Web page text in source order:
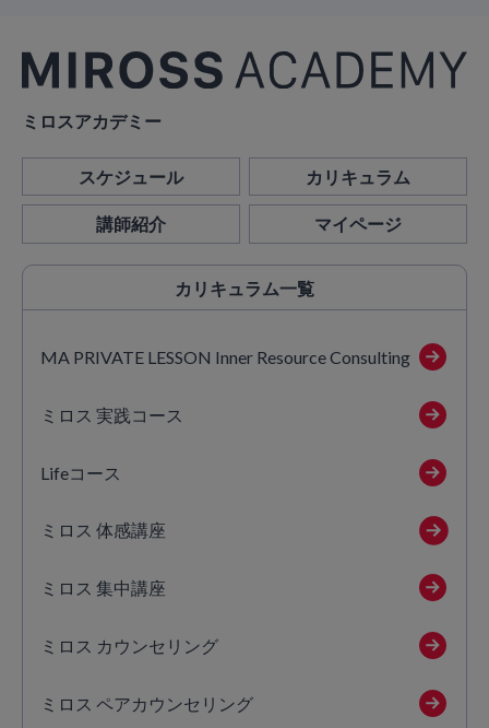
ミロスアカデミー
スケジュール カリキュラム
講師紹介 マイページ
カリキュラム一覧
MA PRIVATE LESSON Inner Resource Consulting
ミロス 実践コース
Lifeコース
ミロス 体感講座
ミロス 集中講座
ミロス カウンセリング
ミロス ペアカウンセリング